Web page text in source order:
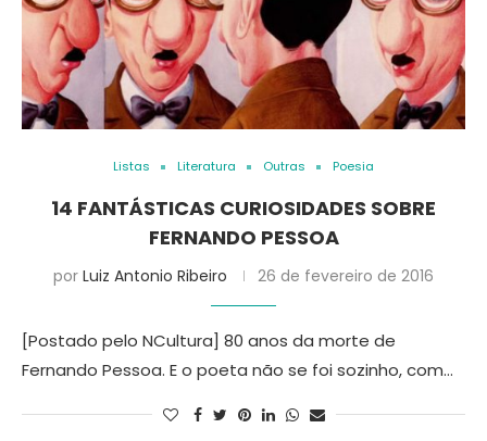
Listas Literatura Outras Poesia
14 FANTÁSTICAS CURIOSIDADES SOBRE
FERNANDO PESSOA
por Luiz Antonio Ribeiro 26 de fevereiro de 2016
[Postado pelo NCultura] 80 anos da morte de
Fernando Pessoa. E o poeta não se foi sozinho, com…